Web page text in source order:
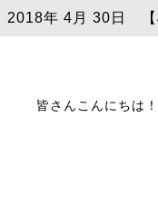
2018年 4月 30日 【
皆さんこんにちは